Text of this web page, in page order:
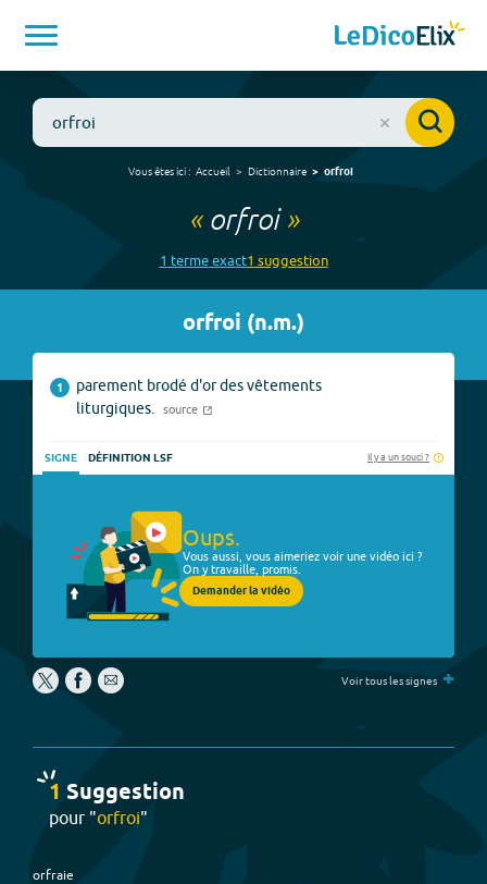
Vous êtes ici : Accueil Dictionnaire orfroi
« orfroi»
1 termeexact1 suggestion
orfroi (n.m.)
1
parement brodé d'or des vêtements
liturgiques.
source
SIGNE DÉFINITION LSF Il y a un souci ?
Oups.
Vous aussi, vous aimeriez voir une vidéo ici ?
On y travaille, promis.
Demander la vidéo
Voir tous les signes +
1 Suggestion
pour "orfroi"
orfraie